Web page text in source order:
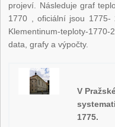
projeví. Následuje graf
1770 , oficiální jsou
Klementinum-teploty-
data, grafy a výpočty.
V
1775.